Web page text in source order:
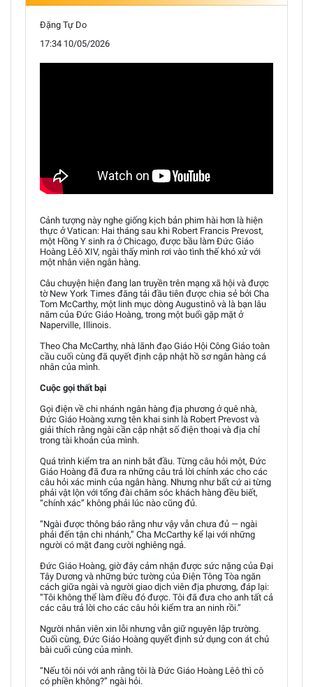
Đặng Tự Do
17:34 10/05/2026
Cảnh tượng này nghe giống kịch bản phim hài hơn là hiện
thực ở Vatican: Hai tháng sau khi Robert Francis Prevost,
một Hồng Y sinh ra ở Chicago, được bầu làm Đức Giáo
Hoàng Lêô XIV, ngài thấy mình rơi vào tình thế khó xử với
một nhân viên ngân hàng.
Câu chuyện hiện đang lan truyền trên mạng xã hội và được
tờ New York Times đăng tải đầu tiên được chia sẻ bởi Cha
Tom McCarthy, một linh mục dòng Augustinô và là bạn lâu
năm của Đức Giáo Hoàng, trong một buổi gặp mặt ở
Naperville, Illinois.
Theo Cha McCarthy, nhà lãnh đạo Giáo Hội Công Giáo toàn
cầu cuối cùng đã quyết định cập nhật hồ sơ ngân hàng cá
nhân của mình.
Cuộc gọi thất bại
Gọi điện về chi nhánh ngân hàng địa phương ở quê nhà,
Đức Giáo Hoàng xưng tên khai sinh là Robert Prevost và
giải thích rằng ngài cần cập nhật số điện thoại và địa chỉ
trong tài khoản của mình.
Quá trình kiểm tra an ninh bắt đầu. Từng câu hỏi một, Đức
Giáo Hoàng đã đưa ra những câu trả lời chính xác cho các
câu hỏi xác minh của ngân hàng. Nhưng như bất cứ ai từng
phải vật lộn với tổng đài chăm sóc khách hàng đều biết,
“chính xác” không phải lúc nào cũng đủ.
“Ngài được thông báo rằng như vậy vẫn chưa đủ — ngài
phải đến tận chi nhánh,” Cha McCarthy kể lại với những
người có mặt đang cười nghiêng ngả.
Đức Giáo Hoàng, giờ đây cảm nhận được sức nặng của Đại
Tây Dương và những bức tường của Điện Tông Tòa ngăn
cách giữa ngài và người giao dịch viên địa phương, đáp lại:
“Tôi không thể làm điều đó được. Tôi đã đưa cho anh tất cả
các câu trả lời cho các câu hỏi kiểm tra an ninh rồi.”
Người nhân viên xin lỗi nhưng vẫn giữ nguyên lập trường.
Cuối cùng, Đức Giáo Hoàng quyết định sử dụng con át chủ
bài cuối cùng của mình.
“Nếu tôi nói với anh rằng tôi là Đức Giáo Hoàng Lêô thì cô
có phiền không?” ngài hỏi.